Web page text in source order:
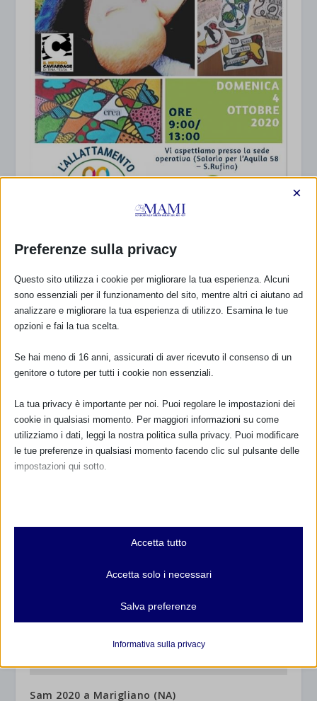
SAM 2020 a Rieti con resoconto
30 Settembre 2020
Sam 2020 a Marigliano (NA)
Preferenze sulla privacy
×
Questo sito utilizza i cookie per migliorare la tua esperienza. Alcuni
sono essenziali per il funzionamento del sito, mentre altri ci aiutano ad
analizzare e migliorare la tua esperienza di utilizzo. Esamina le tue
opzioni e fai la tua scelta.
Se hai meno di 16 anni, assicurati di aver ricevuto il consenso di un
genitore o tutore per tutti i cookie non essenziali.
La tua privacy è importante per noi. Puoi regolare le impostazioni dei
cookie in qualsiasi momento. Per maggiori informazioni su come
utilizziamo i dati, leggi la nostra politica sulla privacy. Puoi modificare
le tue preferenze in qualsiasi momento facendo clic sul pulsante delle
impostazioni qui sotto.
Essenziali
I cookie e i servizi essenziali abilitano le funzioni di base e sono
e servizi non richiedono il consenso dell'utente secondo il GDPR.
Analitici
interagiscono con il nostro sito web.
Mostra dettagli
Accetta tutto
Accetta solo i necessari
Salva preferenze
Informativa sulla privacy